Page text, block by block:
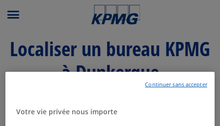
Menu principal
Localiser un bureau KPMG
à Dunkerque
Votre vie privée nous importe
Continuer sans accepter